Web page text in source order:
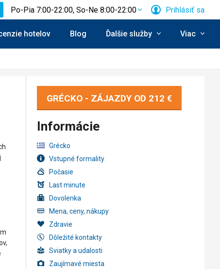
Po-Pia 7:00-22:00, So-Ne 8:00-22:00 Prihlásiť sa
hotelov Blog Ďalšie služby Viac
GRÉCKO - ZÁJAZDY OD 212 €
Informácie
Grécko
Vstupné formality
Počasie
Last minute
Dovolenka
Mena, ceny, nákupy
Zdravie
Dôležité kontakty
Sviatky a udalosti
Zaujímavé miesta